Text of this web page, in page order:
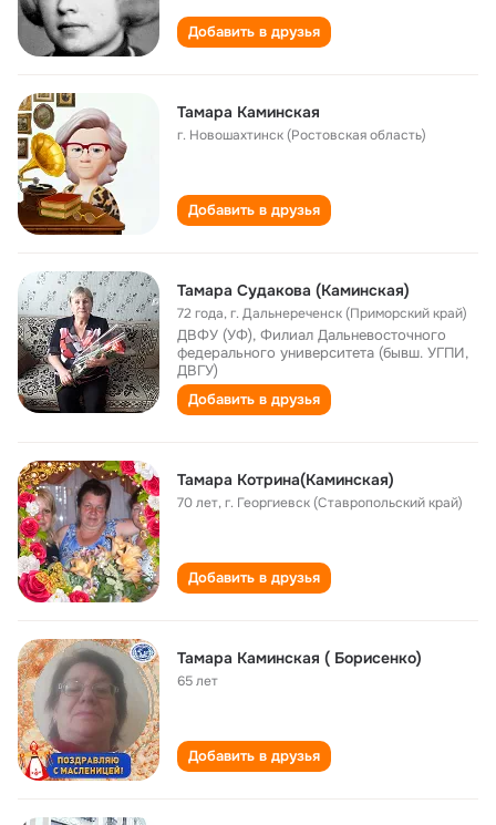
Добавить в друзья
Тамара Каминская
г. Новошахтинск (Ростовская область)
Добавить в друзья
Тамара Судакова (Каминская)
72 года,г. Дальнереченск (Приморский край)
ДВФУ (УФ), Филиал Дальневосточного
федерального университета (бывш. УГПИ,
ДВГУ)
Добавить в друзья
Тамара Котрина(Каминская)
70 лет,г. Георгиевск (Ставропольский край)
Добавить в друзья
Тамара Каминская ( Борисенко)
65 лет
Добавить в друзья